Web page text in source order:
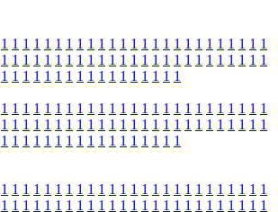
1 1 1 1 1 1 1 1 1 1 1 1 1 1 1 1 1 1 1 1 1 1 1 1 1
1 1 1 1 1 1 1 1 1 1 1 1 1 1 1 1 1 1 1 1 1 1 1 1 1
1 1 1 1 1 1 1 1 1 1 1 1 1 1 1 1 1
1 1 1 1 1 1 1 1 1 1 1 1 1 1 1 1 1 1 1 1 1 1 1 1 1
1 1 1 1 1 1 1 1 1 1 1 1 1 1 1 1 1 1 1 1 1 1 1 1 1
1 1 1 1 1 1 1 1 1 1 1 1 1 1 1 1 1
1 1 1 1 1 1 1 1 1 1 1 1 1 1 1 1 1 1 1 1 1 1 1 1 1
1 1 1 1 1 1 1 1 1 1 1 1 1 1 1 1 1 1 1 1 1 1 1 1 1